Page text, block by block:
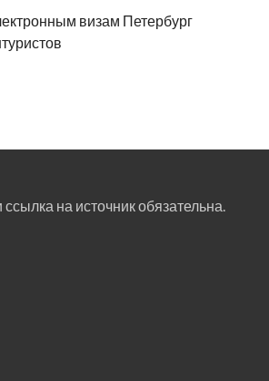
визам Петербург
на источник обязательна.